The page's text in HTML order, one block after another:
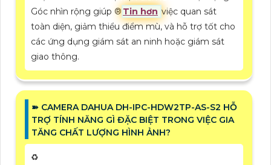
Góc nhìn rộng giúp ®️ Tin hơn việc quan sát
toàn diện, giảm thiểu điểm mù, và hỗ trợ tốt cho
các ứng dụng giám sát an ninh hoặc giám sát
giao thông.
➽ CAMERA DAHUA DH-IPC-HDW2TP-AS-S2 HỖ
TRỢ TÍNH NĂNG GÌ ĐẶC BIỆT TRONG VIỆC GIA
TĂNG CHẤT LƯỢNG HÌNH ẢNH?
♻️